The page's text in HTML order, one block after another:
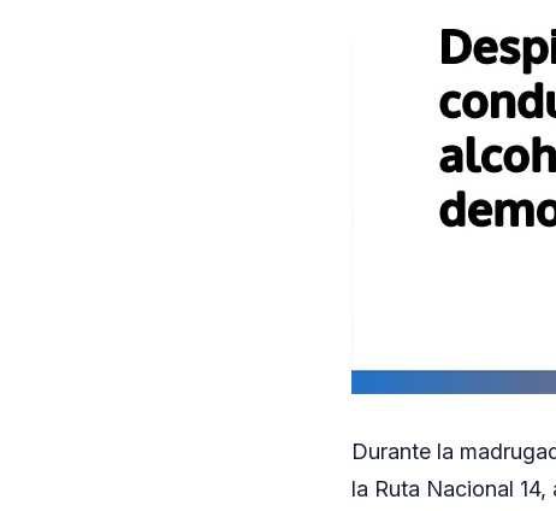
Durante la
la Ruta Nacional